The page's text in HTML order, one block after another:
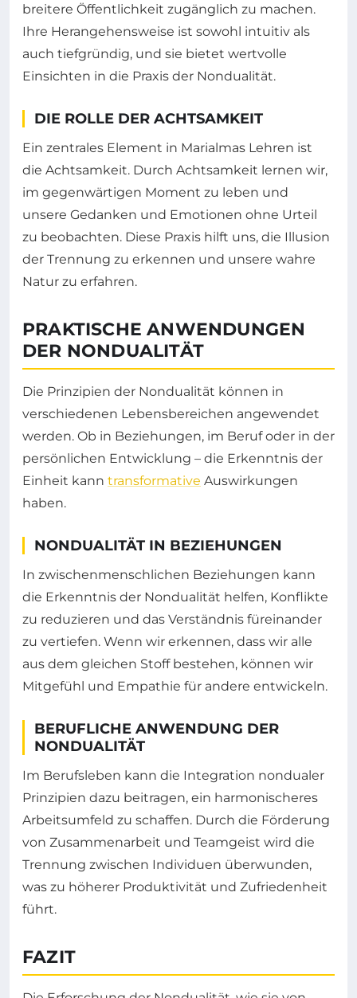
breitere Öffentlichkeit zugänglich zu machen.
Ihre Herangehensweise ist sowohl intuitiv als
auch tiefgründig, und sie bietet wertvolle
Einsichten in die Praxis der Nondualität.
DIE ROLLE DER ACHTSAMKEIT
Ein zentrales Element in Marialmas Lehren ist
die Achtsamkeit. Durch Achtsamkeit lernen wir,
im gegenwärtigen Moment zu leben und
unsere Gedanken und Emotionen ohne Urteil
zu beobachten. Diese Praxis hilft uns, die Illusion
der Trennung zu erkennen und unsere wahre
Natur zu erfahren.
PRAKTISCHE ANWENDUNGEN
DER NONDUALITÄT
Die Prinzipien der Nondualität können in
verschiedenen Lebensbereichen angewendet
werden. Ob in Beziehungen, im Beruf oder in der
persönlichen Entwicklung – die Erkenntnis der
Einheit kann transformative Auswirkungen
haben.
NONDUALITÄT IN BEZIEHUNGEN
In zwischenmenschlichen Beziehungen kann
die Erkenntnis der Nondualität helfen, Konflikte
zu reduzieren und das Verständnis füreinander
zu vertiefen. Wenn wir erkennen, dass wir alle
aus dem gleichen Stoff bestehen, können wir
Mitgefühl und Empathie für andere entwickeln.
BERUFLICHE ANWENDUNG DER
NONDUALITÄT
Im Berufsleben kann die Integration nondualer
Prinzipien dazu beitragen, ein harmonischeres
Arbeitsumfeld zu schaffen. Durch die Förderung
von Zusammenarbeit und Teamgeist wird die
Trennung zwischen Individuen überwunden,
was zu höherer Produktivität und Zufriedenheit
führt.
FAZIT